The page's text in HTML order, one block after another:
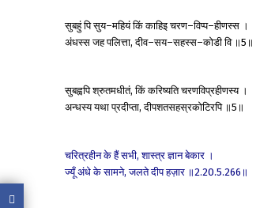
सुबहुंपिसुय–महियंकिंकाहिइचरण–विप्प–हीणस्स ।
अंधस्सजहपलित्ता,दीव–सय–सहस्स–कोडीवि ॥5 ॥
सुबह्वपिश्रुतमधीतं,किंकरिष्यतिचरणविप्रहीणस्य ।
अन्धस्ययथाप्रदीप्ता,दीपशतसहस्रकोटिरपि ॥5 ॥
चरित्रहीनकेहैंसभी,शास्त्रज्ञानबेकार ।
ज्यूँअंधेकेसामने,जलतेदीपहज़ार ॥2.20.5.266 ॥